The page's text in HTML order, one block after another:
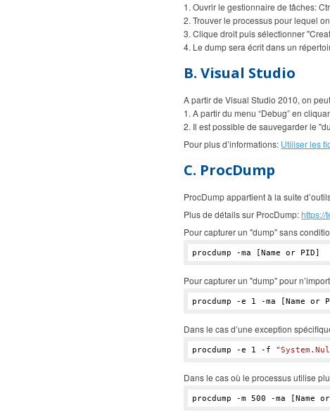
1. Ouvrir le gestionnaire de tâches:
2. Trouver le processus pour lequel
3. Clique droit puis sélectionner
4. Le dump sera écrit dans un
B. Visual Studio
A partir de Visual Studio 2010, on
1. A partir du menu “Debug” en
2. Il est possible de sauvegarder le
Pour plus d’informations: Utiliser les
C. ProcDump
ProcDump appartient à la suite
Plus de détails sur ProcDump:https://
Pour capturer un "dump" sans
procdump -ma [Name or PID]
Pour capturer un "dump" pour
procdump -e 1 -ma [Name or
Dans le cas d’une exception
procdump -e 1 -f
Dans le cas où le processus utilise
procdump -m 500 -ma [Name